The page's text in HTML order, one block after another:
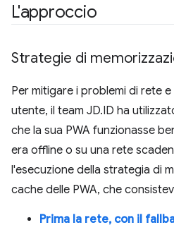
L'approccio
Strategie di
Per mitigare i problemi di rete
utente, il team JD.ID ha
che la sua PWA funzionasse
era offline o su una rete
l'esecuzione della strategia di
cache delle PWA, che
Prima la rete, con il